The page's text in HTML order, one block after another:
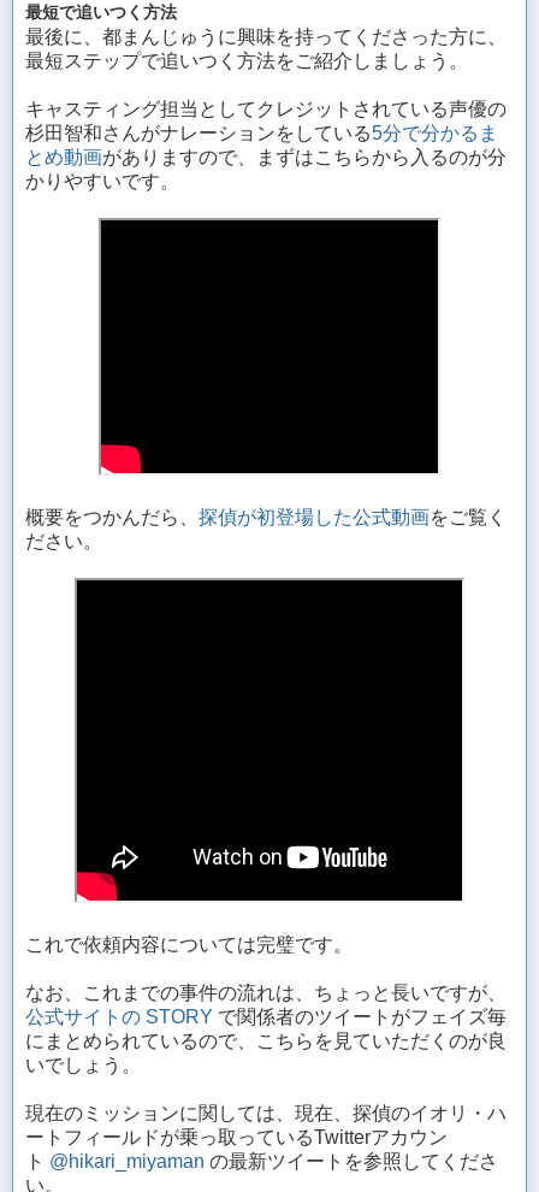
最短で追いつく方法
最後に、都まんじゅうに興味を持ってくださった方に、
最短ステップで追いつく方法をご紹介しましょう。
キャスティング担当としてクレジットされている声優の
杉田智和さんがナレーションをしている5分で分かるま
とめ動画がありますので、まずはこちらから入るのが分
かりやすいです。
概要をつかんだら、 探偵が初登場した公式動画をご覧く
ださい。
これで依頼内容については完璧です。
なお、これまでの事件の流れは、ちょっと長いですが、
公式サイトの STORY で関係者のツイートがフェイズ毎
にまとめられているので、こちらを見ていただくのが良
いでしょう。
現在のミッションに関しては、現在、探偵のイオリ・ハ
ートフィールドが乗っ取っているTwitterアカウン
ト @hikari_miyaman の最新ツイートを参照してくださ
い。